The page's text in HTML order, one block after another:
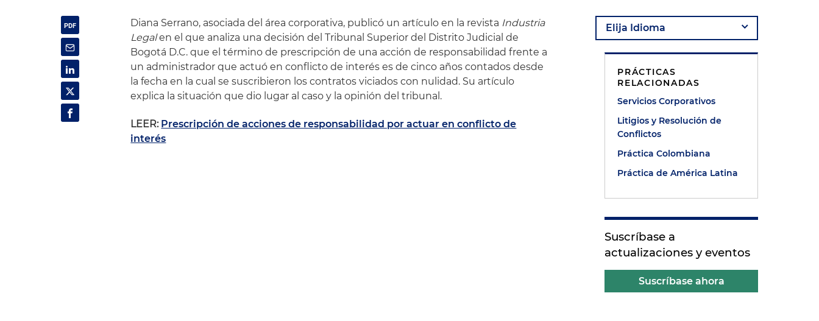
Diana Serrano, asociada del área corporativa, publicó un artículo en la revista Industria
Legalen el que analiza una decisión del Tribunal Superior del Distrito Judicial de
Bogotá D.C. que el término de prescripción de una acción de responsabilidad frente a
un administrador que actuó en conflicto de interés es de cinco años contados desde
la fecha en la cual se suscribieron los contratos viciados con nulidad. Su artículo
explica la situación que dio lugar al caso y la opinión del tribunal.
LEER: Prescripción de acciones de responsabilidad por actuar en conflicto de
interés
PRÁCTICAS
RELACIONADAS
Servicios Corporativos
Litigios y Resolución de
Conflictos
Práctica Colombiana
Práctica de América Latina
Suscríbase a
actualizaciones y eventos
Suscríbase ahora